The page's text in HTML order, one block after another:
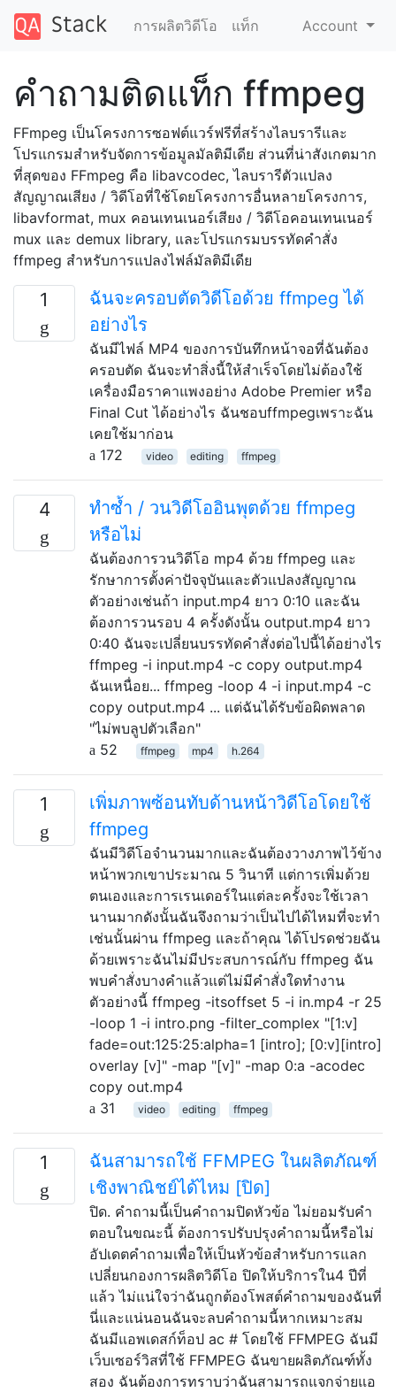
การผลิตวิดีโอ แท็ก Account
คำถามติดแท็ก ffmpeg
FFmpeg เป็นโครงการซอฟต์แวร์ฟรีที่สร้างไลบรารีและ
โปรแกรมสำหรับจัดการข้อมูลมัลติมีเดีย ส่วนที่น่าสังเกตมาก
ที่สุดของ FFmpeg คือ libavcodec, ไลบรารีตัวแปลง
สัญญาณเสียง / วิดีโอที่ใช้โดยโครงการอื่นหลายโครงการ,
libavformat, mux คอนเทนเนอร์เสียง / วิดีโอคอนเทนเนอร์
mux และ demux library, และโปรแกรมบรรทัดคำสั่ง
ffmpeg สำหรับการแปลงไฟล์มัลติมีเดีย
1
ฉันจะครอบตัดวิดีโอด้วย ffmpeg ได้
อย่างไร
ฉันมีไฟล์ MP4 ของการบันทึกหน้าจอที่ฉันต้อง
ครอบตัด ฉันจะทำสิ่งนี้ให้สำเร็จโดยไม่ต้องใช้
เครื่องมือราคาแพงอย่าง Adobe Premier หรือ
Final Cut ได้อย่างไร ฉันชอบffmpegเพราะฉัน
เคยใช้มาก่อน
172
video editing ffmpeg
4
ทำซ้ำ / วนวิดีโออินพุตด้วย ffmpeg
หรือไม่
ฉันต้องการวนวิดีโอ mp4 ด้วย ffmpeg และ
รักษาการตั้งค่าปัจจุบันและตัวแปลงสัญญาณ
ตัวอย่างเช่นถ้า input.mp4 ยาว 0:10 และฉัน
ต้องการวนรอบ 4 ครั้งดังนั้น output.mp4 ยาว
0:40 ฉันจะเปลี่ยนบรรทัดคำสั่งต่อไปนี้ได้อย่างไร
ffmpeg -i input.mp4 -c copy output.mp4
ฉันเหนื่อย... ffmpeg -loop 4 -i input.mp4 -c
copy output.mp4 ... แต่ฉันได้รับข้อผิดพลาด
"ไม่พบลูปตัวเลือก"
52
ffmpeg mp4 h.264
1
เพิ่มภาพซ้อนทับด้านหน้าวิดีโอโดยใช้
ffmpeg
ฉันมีวิดีโอจำนวนมากและฉันต้องวางภาพไว้ข้าง
หน้าพวกเขาประมาณ 5 วินาที แต่การเพิ่มด้วย
ตนเองและการเรนเดอร์ในแต่ละครั้งจะใช้เวลา
นานมากดังนั้นฉันจึงถามว่าเป็นไปได้ไหมที่จะทำ
เช่นนั้นผ่าน ffmpeg และถ้าคุณ ได้โปรดช่วยฉัน
ด้วยเพราะฉันไม่มีประสบการณ์กับ ffmpeg ฉัน
พบคำสั่งบางคำแล้วแต่ไม่มีคำสั่งใดทำงาน
ตัวอย่างนี้ ffmpeg -itsoffset 5 -i in.mp4 -r 25
-loop 1 -i intro.png -filter_complex "[1:v]
fade=out:125:25:alpha=1 [intro]; [0:v][intro]
overlay [v]" -map "[v]" -map 0:a -acodec
copy out.mp4
31
video editing ffmpeg
1
ฉันสามารถใช้ FFMPEG ในผลิตภัณฑ์
เชิงพาณิชย์ได้ไหม [ปิด]
ปิด. คำถามนี้เป็นคำถามปิดหัวข้อ ไม่ยอมรับคำ
ตอบในขณะนี้ ต้องการปรับปรุงคำถามนี้หรือไม่
อัปเดตคำถามเพื่อให้เป็นหัวข้อสำหรับการแลก
เปลี่ยนกองการผลิตวิดีโอ ปิดให้บริการใน4 ปีที่
แล้ว ไม่แน่ใจว่าฉันถูกต้องโพสต์คำถามของฉันที่
นี่และแน่นอนฉันจะลบคำถามนี้หากเหมาะสม
ฉันมีแอพเดสก์ท็อป ac # โดยใช้ FFMPEG ฉันมี
เว็บเซอร์วิสที่ใช้ FFMPEG ฉันขายผลิตภัณฑ์ทั้ง
สอง ฉันต้องการทราบว่าฉันสามารถแจกจ่ายแอ